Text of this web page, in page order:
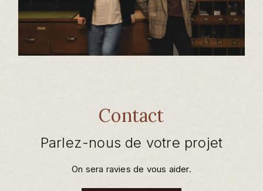
Contact
Parlez-nous de votre projet
On sera ravies de vous aider.